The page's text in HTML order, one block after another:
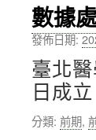
數據
發佈日期:
臺北
日成
分類: 前期,